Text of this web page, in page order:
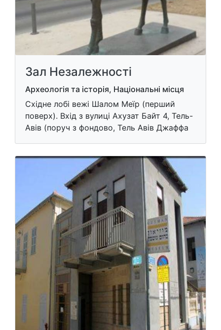
Зал Незалежності
Археологія та історія, Національні місця
Східне лобі вежі Шалом Меїр (перший
поверх). Вхід з вулиці Ахузат Байт 4, Тель-
Авів (поруч з фондово, Тель Авів Джаффа